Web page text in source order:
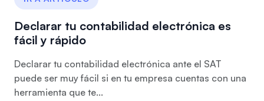
Declarar tu contabilidad electrónica es
fácil y rápido
Declarar tu contabilidad electrónica ante el SAT
puede ser muy fácil si en tu empresa cuentas con una
herramienta que te...